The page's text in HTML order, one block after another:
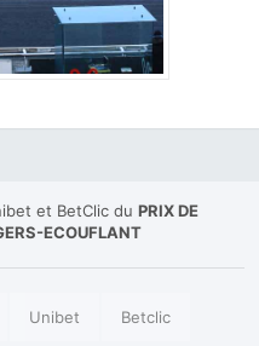
et BetClic du PRIX DE
ECOUFLANT
Unibet Betclic